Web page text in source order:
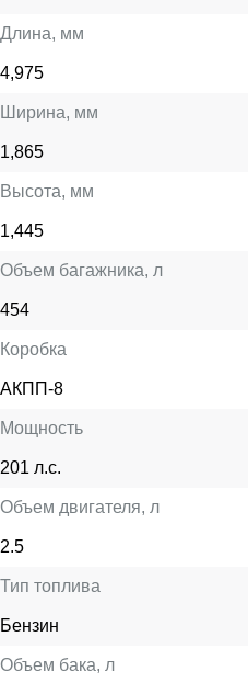
Длина, мм
4,975
Ширина, мм
1,865
Высота, мм
1,445
Объем багажника, л
454
Коробка
АКПП-8
Мощность
201 л.с.
Объем двигателя, л
2.5
Тип топлива
Бензин
Объем бака, л